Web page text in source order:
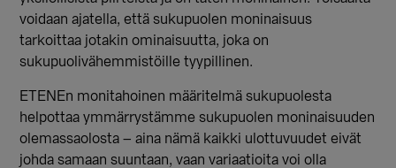
voidaan ajatella, että sukupuolen moninaisuus
tarkoittaa jotakin ominaisuutta, joka on
sukupuolivähemmistöille tyypillinen.
ETENEn monitahoinen määritelmä sukupuolesta
helpottaa ymmärrystämme sukupuolen moninaisuuden
olemassaolosta – aina nämä kaikki ulottuvuudet eivät
johda samaan suuntaan, vaan variaatioita voi olla